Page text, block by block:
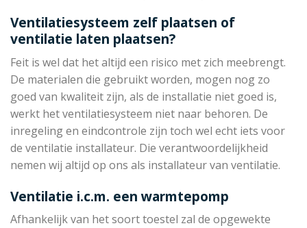
Ventilatiesysteem zelf plaatsen of
ventilatie laten plaatsen?
Feit is wel dat het altijd een risico met zich meebrengt.
De materialen die gebruikt worden, mogen nog zo
goed van kwaliteit zijn, als de installatie niet goed is,
werkt het ventilatiesysteem niet naar behoren. De
inregeling en eindcontrole zijn toch wel echt iets voor
de ventilatie installateur. Die verantwoordelijkheid
nemen wij altijd op ons als installateur van ventilatie.
Ventilatie i.c.m. een warmtepomp
Afhankelijk van het soort toestel zal de opgewekte